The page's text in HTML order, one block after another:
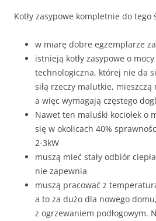
Kotły zasypowe kompletnie do
w miarę dobre egzemplarze
istnieją kotły zasypowe o
technologiczna, której nie da
siłą rzeczy malutkie, mieszczą
a więc wymagają częstego
Nawet ten maluśki kociołek o
się w okolicach 40%
2-3kW
muszą mieć stały odbiór
nie zapewnia
muszą pracować z
a to za dużo dla nowego
z ogrzewaniem podłogowym.